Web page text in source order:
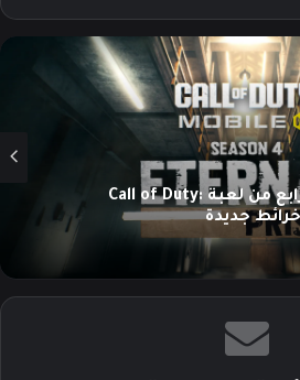
الوي
ب
وك
م
إطلاق الموسم الرابع من لعبة Call of Duty: